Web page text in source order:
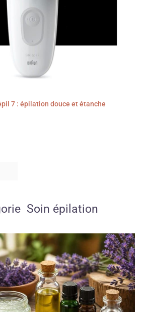
7 : épilation douce et étanche
Soin épilation